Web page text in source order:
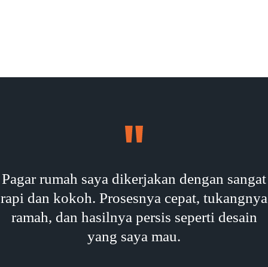
Pagar rumah saya dikerjakan dengan sangat
rapi dan kokoh. Prosesnya cepat, tukangnya
ramah, dan hasilnya persis seperti desain
yang saya mau.